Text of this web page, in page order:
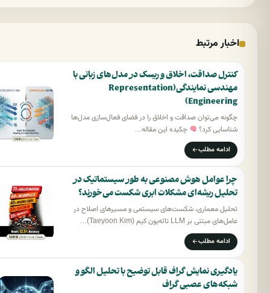
اخبار مرتبط
کنترل صداقت، اخلاق و ریسک در مدل‌های زبانی با
مهندسی نمایندگی(Representation
Engineering)
چگونه می‌توان صداقت و اخلاق را در فضای فعال‌سازی مدل‌ها
شناسایی کرد؟
چکیده این مقاله…
ادامه مطلب
چرا عوامل هوش مصنوعی به طور سیستماتیک در
تحلیل ریشه‌ای مشکلات ابری شکست می‌خورند؟
تحلیل معماری، شکست‌های سیستمی و مسیرهای اصلاح در
عامل‌های مبتنی بر LLM تائه‌یون کیم (Taeyoon Kim)…
ادامه مطلب
یادگیری نمایش گراف قابل توضیح با تحلیل الگو و
شبکه‌های عصبی گراف